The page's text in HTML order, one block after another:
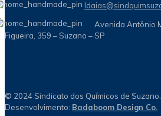
Avenida Antônio
Figueira, 359 – Suzano – SP
© 2024 Sindicato dos Químicos de Suzano.
Desenvolvimento: Badaboom Design Co.